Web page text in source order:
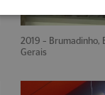
2019 – Brumadinho,
Gerais